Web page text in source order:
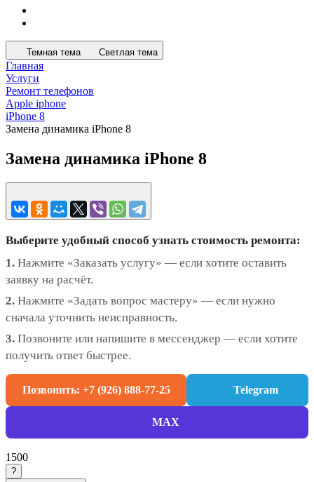
Темная тема Светлая тема
Главная
Услуги
Ремонт телефонов
Apple iphone
iPhone 8
Замена динамика iPhone 8
Замена динамика iPhone 8
Выберите удобный способ узнать стоимость ремонта:
1. Нажмите «Заказать услугу» — если хотите оставить
заявку на расчёт.
2. Нажмите «Задать вопрос мастеру» — если нужно
сначала уточнить неисправность.
3. Позвоните или напишите в мессенджер — если хотите
получить ответ быстрее.
Позвонить: +7 (926) 888-77-25 Telegram
MAX
1500
?